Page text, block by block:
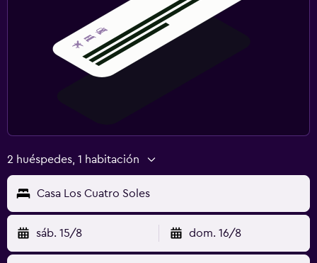
2 huéspedes, 1 habitación
Casa Los Cuatro Soles
sáb. 15/8 dom. 16/8